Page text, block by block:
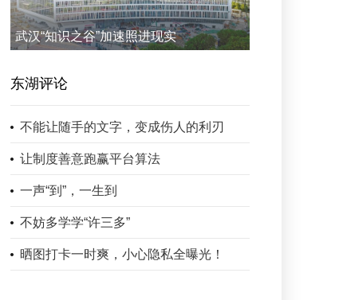
武汉“知识之谷”加速照进现实
东湖评论
不能让随手的文字，变成伤人的利刃
让制度善意跑赢平台算法
一声“到”，一生到
不妨多学学“许三多”
晒图打卡一时爽，小心隐私全曝光！